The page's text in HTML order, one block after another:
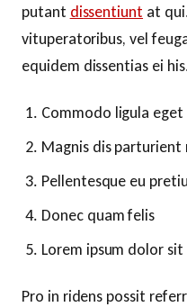
putant dissentiunt at
vituperatoribus, vel
equidem dissentias ei
Commodo ligula
Magnis dis parturient
Pellentesque eu
Donec quam felis
Lorem ipsum dolor
Pro in ridens possit